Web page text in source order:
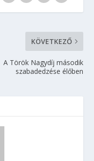
KÖVETKEZŐ
A Török Nagydíj második
szabadedzése élőben